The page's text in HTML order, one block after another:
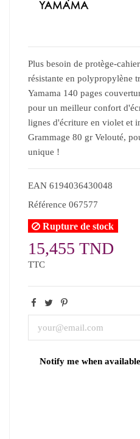
Plus besoin de protège-
résistante en polypropylène
Yamama 140 pages
pour un meilleur confort
lignes d'écriture en violet et
Grammage 80 gr Velouté,
unique !
EAN 6194036430048
Référence 067577
Rupture de stock
15,455 TND
TTC